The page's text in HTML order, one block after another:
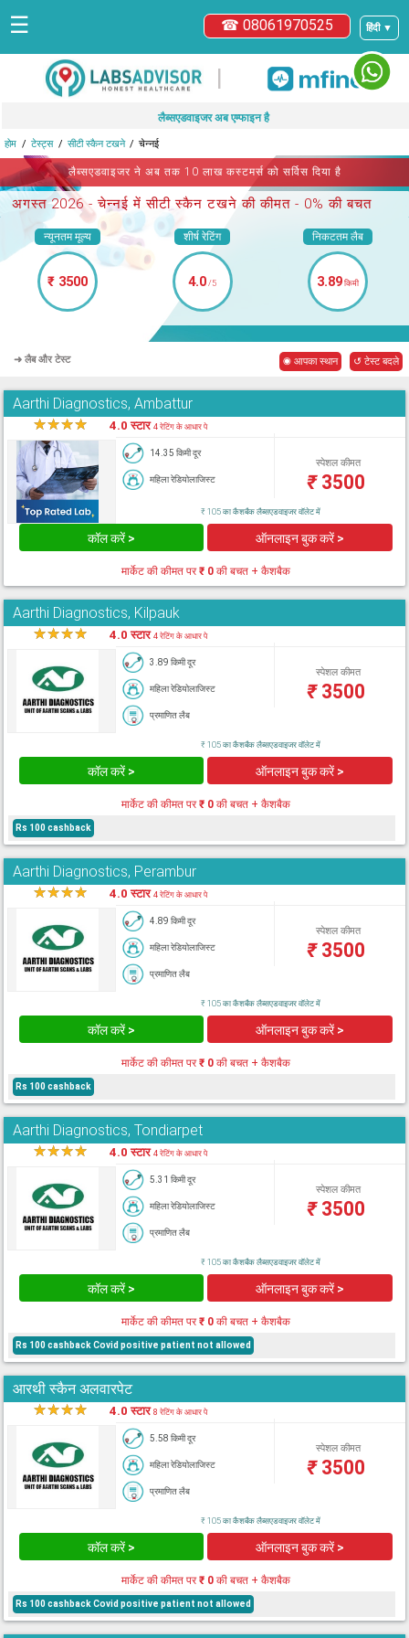
हिंदी ▼
☎ 08061970525
☰
|
लैब्सएडवाइजर अब एम्फाइन है
होम टेस्ट्स सीटी स्कैन टखने चेन्नई
लैब्सएडवाइजर ने अब तक 10 लाख कस्टमर्स को सर्विस दिया है
अगस्त 2026 -चेन्नई में सीटी स्कैन टखने की कीमत - 0% की बचत
न्यूनतम मूल्य
₹ 3500
शीर्ष रेटिंग
4.0/5
निकटतम लैब
3.89किमी
➜ लैब और टेस्ट ◉ आपका स्थान ↺ टेस्ट बदले
Aarthi Diagnostics, Ambattur
★★★★ 4.0 स्टार4 रेटिंग के आधार पे
14.35 किमी दूर
महिला रेडियोलाजिस्ट
स्पेशल कीमत
₹3500
₹ 105 का कैशबैक लैब्सएडवाइजर वॉलेट में
कॉल करें > ऑनलाइन बुक करें >
मार्केट की कीमत पर₹ 0की बचत + कैशबैक
Aarthi Diagnostics, Kilpauk
★★★★ 4.0 स्टार4 रेटिंग के आधार पे
3.89 किमी दूर
महिला रेडियोलाजिस्ट
प्रमाणित लैब
स्पेशल कीमत
₹3500
₹ 105 का कैशबैक लैब्सएडवाइजर वॉलेट में
कॉल करें > ऑनलाइन बुक करें >
मार्केट की कीमत पर₹ 0की बचत + कैशबैक
Rs 100 cashback
Aarthi Diagnostics, Perambur
★★★★ 4.0 स्टार4 रेटिंग के आधार पे
4.89 किमी दूर
महिला रेडियोलाजिस्ट
प्रमाणित लैब
स्पेशल कीमत
₹3500
₹ 105 का कैशबैक लैब्सएडवाइजर वॉलेट में
कॉल करें > ऑनलाइन बुक करें >
मार्केट की कीमत पर₹ 0की बचत + कैशबैक
Rs 100 cashback
Aarthi Diagnostics, Tondiarpet
★★★★ 4.0 स्टार4 रेटिंग के आधार पे
5.31 किमी दूर
महिला रेडियोलाजिस्ट
प्रमाणित लैब
स्पेशल कीमत
₹3500
₹ 105 का कैशबैक लैब्सएडवाइजर वॉलेट में
कॉल करें > ऑनलाइन बुक करें >
मार्केट की कीमत पर₹ 0की बचत + कैशबैक
Rs 100 cashback Covid positive patient not allowed
आरथी स्कैन अलवारपेट
★★★★ 4.0 स्टार8 रेटिंग के आधार पे
5.58 किमी दूर
महिला रेडियोलाजिस्ट
प्रमाणित लैब
स्पेशल कीमत
₹3500
₹ 105 का कैशबैक लैब्सएडवाइजर वॉलेट में
कॉल करें > ऑनलाइन बुक करें >
मार्केट की कीमत पर₹ 0की बचत + कैशबैक
Rs 100 cashback Covid positive patient not allowed